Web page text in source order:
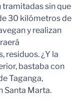
tramitadas sin que
30 kilómetros de
y realizan
residuos. ¿Y la
bastaba con
Taganga,
Santa Marta.